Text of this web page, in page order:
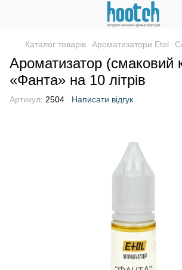
Каталог товарів Ароматизатори Etol
Ароматизатор (смаковий
«Фанта» на 10 літрів
Артикул: 2504 Написати відгук